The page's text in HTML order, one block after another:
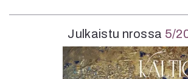
Julkaistu nrossa 5/